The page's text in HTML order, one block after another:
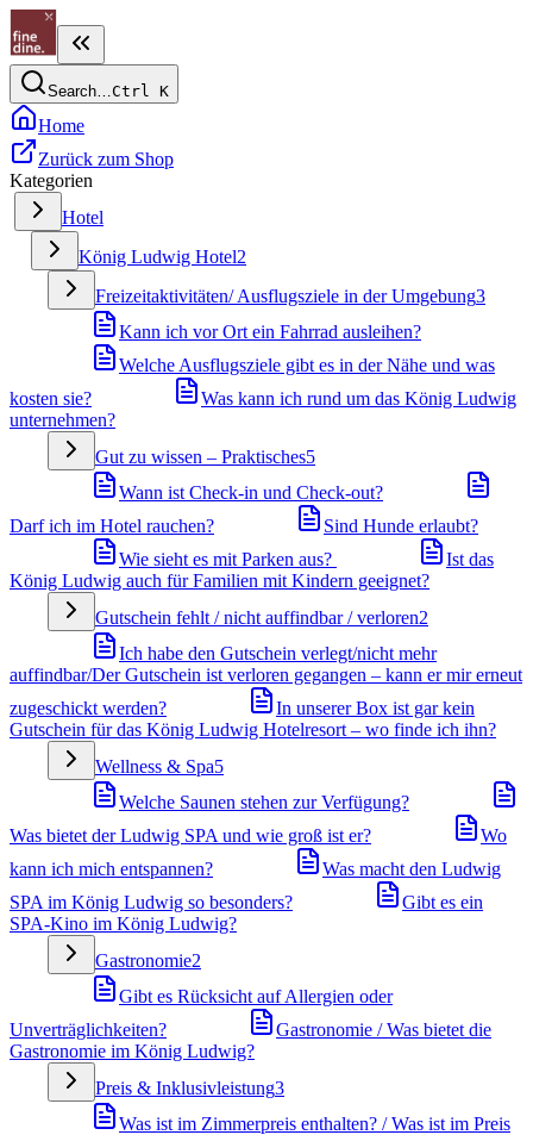
Search…Ctrl K
Home
Zurück zum Shop
Kategorien
Hotel
König Ludwig Hotel2
Freizeitaktivitäten/ Ausflugsziele in der Umgebung3
Kann ich vor Ort ein Fahrrad ausleihen?
Welche Ausflugsziele gibt es in der Nähe und was
kosten sie?
Was kann ich rund um das König Ludwig
unternehmen?
Gut zu wissen – Praktisches5
Wann ist Check-in und Check-out?
Darf ich im Hotel rauchen?
Sind Hunde erlaubt?
Wie sieht es mit Parken aus?
Ist das
König Ludwig auch für Familien mit Kindern geeignet?
Gutschein fehlt / nicht auffindbar / verloren2
Ich habe den Gutschein verlegt/nicht mehr
auffindbar/Der Gutschein ist verloren gegangen – kann er mir erneut
zugeschickt werden?
In unserer Box ist gar kein
Gutschein für das König Ludwig Hotelresort – wo finde ich ihn?
Wellness & Spa5
Welche Saunen stehen zur Verfügung?
Was bietet der Ludwig SPA und wie groß ist er?
Wo
kann ich mich entspannen?
Was macht den Ludwig
SPA im König Ludwig so besonders?
Gibt es ein
SPA-Kino im König Ludwig?
Gastronomie2
Gibt es Rücksicht auf Allergien oder
Unverträglichkeiten?
Gastronomie / Was bietet die
Gastronomie im König Ludwig?
Preis & Inklusivleistung3
Was ist im Zimmerpreis enthalten? / Was ist im Preis